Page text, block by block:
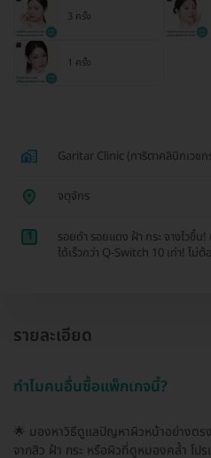
3 ครั้ง
1 ครั้ง
Garitar Clinic (การิตาคลินิกเวชก
จตุจักร
1
รอยดำ รอยแดง ฝ้า กระ จางไวขึ้
ได้เร็วกว่า Q-Switch 10 เท่า! ไม่
รายละเอียด
ทำไมคนอื่นซื้อแพ็กเกจนี้?
🌟 มองหาวิธีดูแลปัญหาผิวหน้าอย่างตรง
จากสิว ฝ้า กระ หรือผิวที่ดูหมองคล้ำ โปร